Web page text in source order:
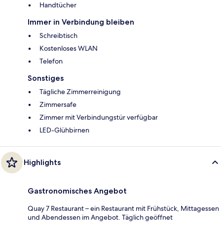
Handtücher
Immer in Verbindung bleiben
Schreibtisch
Kostenloses WLAN
Telefon
Sonstiges
Tägliche Zimmerreinigung
Zimmersafe
Zimmer mit Verbindungstür verfügbar
LED-Glühbirnen
Highlights
Gastronomisches Angebot
Quay 7 Restaurant – ein Restaurant mit Frühstück, Mittagessen
und Abendessen im Angebot. Täglich geöffnet